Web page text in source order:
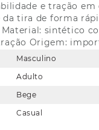
e tração
tira de forma
sintético
Origem:
Masculino
Adulto
Bege
Casual